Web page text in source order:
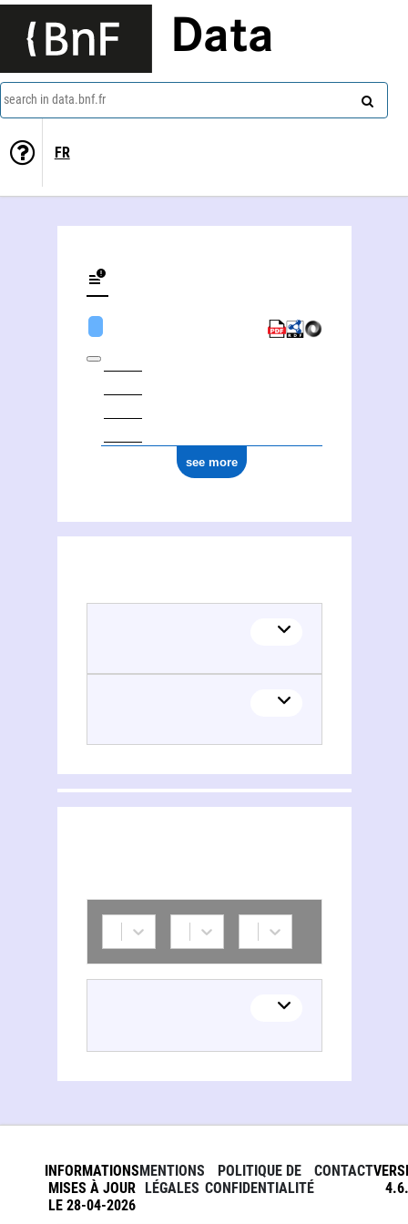
Data
search in data.bnf.fr
FR
see more
INFORMATIONS
MISES À JOUR
LE 28-04-2026
MENTIONS
LÉGALES
POLITIQUE DE
CONFIDENTIALITÉ
CONTACT